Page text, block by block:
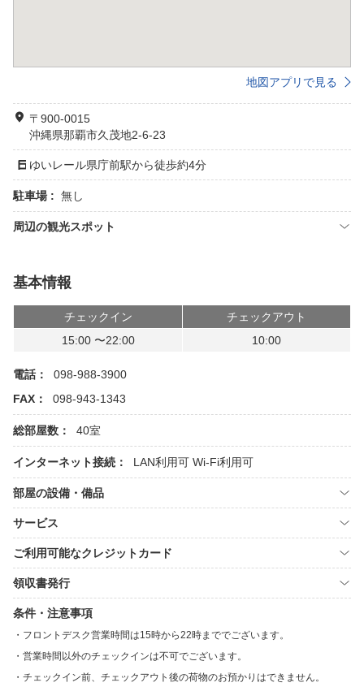
地図アプリで見る
〒900-0015
沖縄県那覇市久茂地2-6-23
ゆいレール県庁前駅から徒歩約4分
駐車場 : 無し
周辺の観光スポット
基本情報
チェックイン
チェックアウト
15:00 〜22:00
10:00
電話：
098-988-3900
FAX：
098-943-1343
総部屋数： 40室
インターネット接続： LAN利用可 Wi-Fi利用可
部屋の設備・備品
サービス
ご利用可能なクレジットカード
領収書発行
条件・注意事項
フロントデスク営業時間は15時から22時まででございます。
営業時間以外のチェックインは不可でございます。
チェックイン前、チェックアウト後の荷物のお預かりはできません。